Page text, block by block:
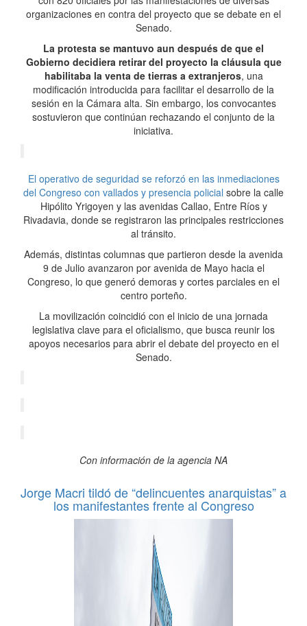
organizaciones en contra del proyecto que se debate en el
Senado.
La protesta se mantuvo aun después de que el
Gobierno decidiera retirar del proyecto la cláusula que
habilitaba la venta de tierras a extranjeros, una
modificación introducida para facilitar el desarrollo de la
sesión en la Cámara alta. Sin embargo, los convocantes
sostuvieron que continúan rechazando el conjunto de la
iniciativa.
El operativo de seguridad se reforzó en las inmediaciones
del Congreso con vallados y presencia policial sobre la calle
Hipólito Yrigoyen y las avenidas Callao, Entre Ríos y
Rivadavia, donde se registraron las principales restricciones
al tránsito.
Además, distintas columnas que partieron desde la avenida
9 de Julio avanzaron por avenida de Mayo hacia el
Congreso, lo que generó demoras y cortes parciales en el
centro porteño.
La movilización coincidió con el inicio de una jornada
legislativa clave para el oficialismo, que busca reunir los
apoyos necesarios para abrir el debate del proyecto en el
Senado.
Con información de la agencia NA
Jorge Macri tildó de “delincuentes anarquistas” a
los manifestantes frente al Congreso